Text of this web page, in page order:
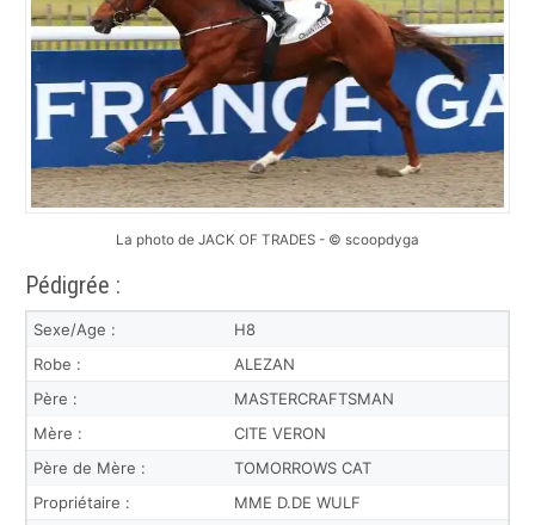
La photo de JACK OF TRADES - © scoopdyga
Pédigrée :
Sexe/Age :
H8
Robe :
ALEZAN
Père :
MASTERCRAFTSMAN
Mère :
CITE VERON
Père de Mère :
TOMORROWS CAT
Propriétaire :
MME D.DE WULF